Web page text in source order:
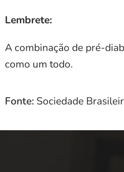
Lembrete:
A combinação de pré-
como um todo.
Fonte: Sociedade